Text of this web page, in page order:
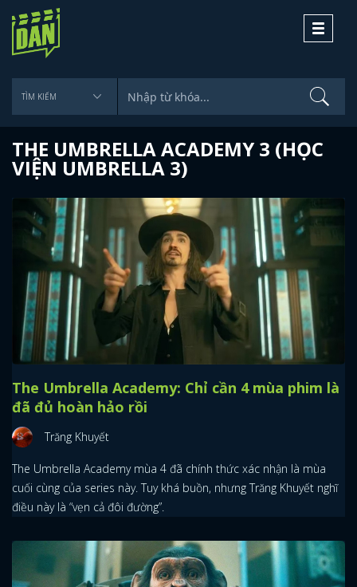
Toggle
THE UMBRELLA ACADEMY 3 (HỌC
VIỆN UMBRELLA 3)
The Umbrella Academy: Chỉ cần 4 mùa phim là
đã đủ hoàn hảo rồi
Trăng Khuyết
The Umbrella Academy mùa 4 đã chính thức xác nhận là mùa
cuối cùng của series này. Tuy khá buồn, nhưng Trăng Khuyết nghĩ
điều này là “vẹn cả đôi đường”.